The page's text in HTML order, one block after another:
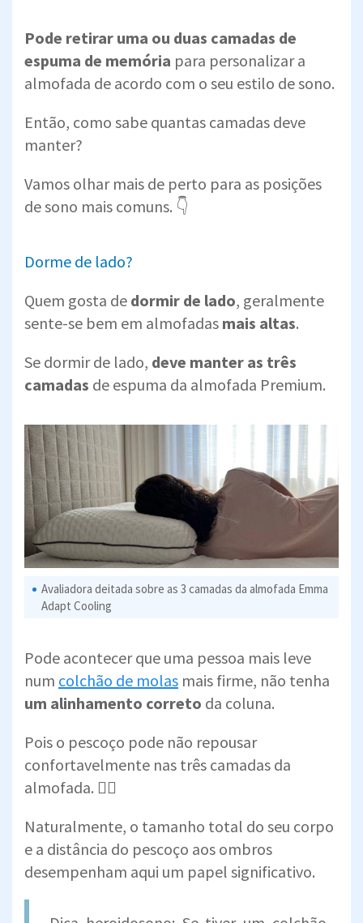
Pode retirar uma ou duas camadas de
espuma de memória para personalizar a
almofada de acordo com o seu estilo de sono.
Então, como sabe quantas camadas deve
manter?
Vamos olhar mais de perto para as posições
de sono mais comuns. 👇
Dorme de lado?
Quem gosta de dormir de lado, geralmente
sente-se bem em almofadas mais altas.
Se dormir de lado, deve manter as três
camadas de espuma da almofada Premium.
Avaliadora deitada sobre as 3 camadas da almofada Emma
Adapt Cooling
Pode acontecer que uma pessoa mais leve
num colchão de molas mais firme, não tenha
um alinhamento correto da coluna.
Pois o pescoço pode não repousar
confortavelmente nas três camadas da
almofada. 🙅‍♀️
Naturalmente, o tamanho total do seu corpo
e a distância do pescoço aos ombros
desempenham aqui um papel significativo.